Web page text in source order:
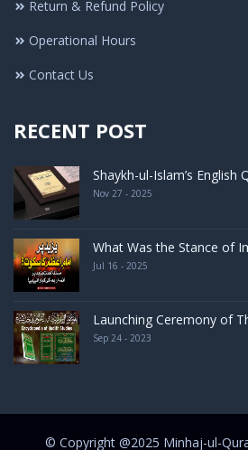
Return & Refund Policy
Operational Hours
Contact Us
RECENT POST
Shaykh-ul-Islam’s English
Nov 27 - 2025
What Was the Stance of
Jul 16 - 2025
Launching Ceremony of
Sep 24 - 2023
© Copyright @2025 Minhaj-ul-